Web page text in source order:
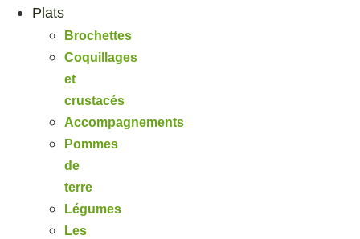
Plats
Brochettes
Coquillages
et
crustacés
Accompagnements
Pommes
de
terre
Légumes
Les